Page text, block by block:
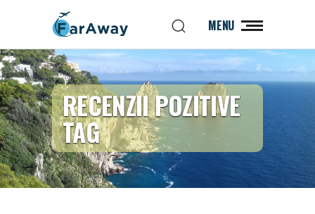
MENU
RECENZII POZITIVE
TAG